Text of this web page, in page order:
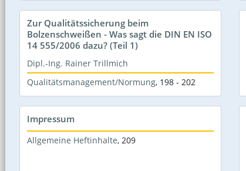
Zur Qualitätssicherung beim
Bolzenschweißen - Was sagt die DIN EN ISO
14 555/2006 dazu? (Teil 1)
Dipl.-Ing. Rainer Trillmich
Qualitätsmanagement/Normung, 198 - 202
Impressum
Allgemeine Heftinhalte, 209